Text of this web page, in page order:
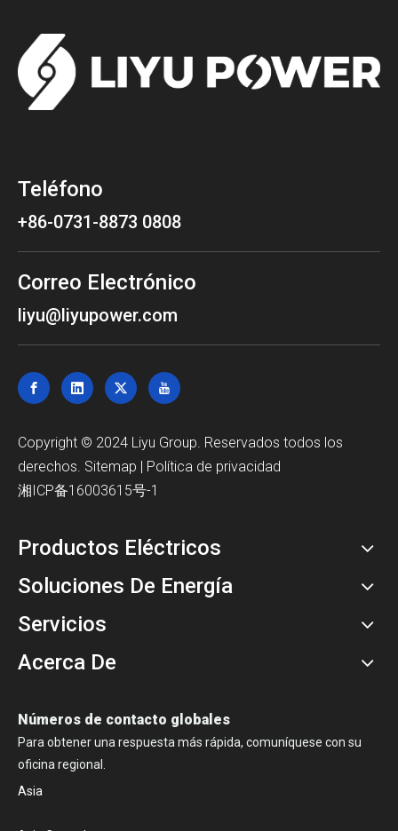
Teléfono
+86-0731-8873 0808
Correo Electrónico
liyu@liyupower.com
Copyright © 2024 Liyu Group. Reservados todos los
derechos. Sitemap | Política de privacidad
湘ICP备16003615号-1
Productos Eléctricos
Soluciones De Energía
Servicios
Acerca De
Números de contacto globales
Para obtener una respuesta más rápida, comuníquese con su
oficina regional.
Asia